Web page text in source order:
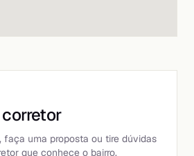
faça uma proposta ou tire dúvidas
que conhece o bairro.